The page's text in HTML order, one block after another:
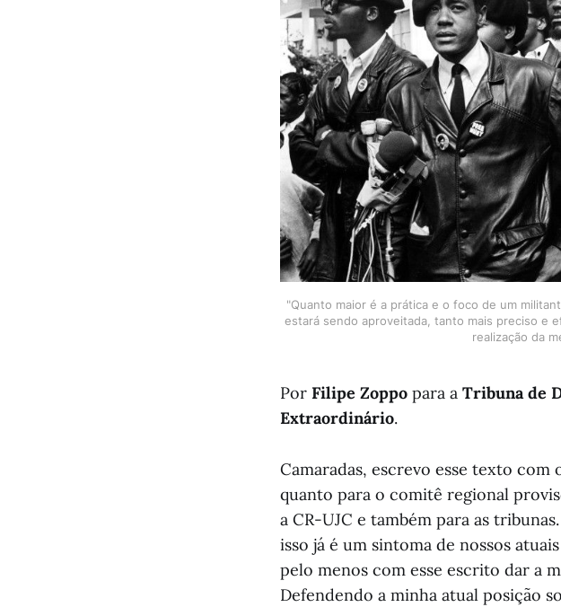
"Quanto maior é a prática e o foco de um
estará sendo aproveitada, tanto mais preciso e
realização da
Por Filipe Zoppo para a Tribuna de
Extraordinário.
Camaradas, escrevo esse texto
quanto para o comitê regional
a CR-UJC e também para as
isso já é um sintoma de nossos
pelo menos com esse escrito dar a
Defendendo a minha atual posição